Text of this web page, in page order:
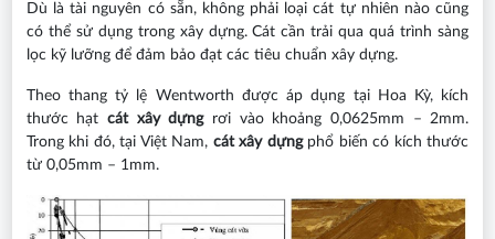
Dù là tài nguyên có sẵn, không phải loại cát tự nhiên nào cũng
có thể sử dụng trong xây dựng. Cát cần trải qua quá trình sàng
lọc kỹ lưỡng để đảm bảo đạt các tiêu chuẩn xây dựng.
Theo thang tỷ lệ Wentworth được áp dụng tại Hoa Kỳ, kích
thước hạtcát xây dựngrơi vào khoảng 0,0625mm – 2mm.
Trong khi đó, tại Việt Nam, cát xây dựngphổ biến có kích thước
từ 0,05mm – 1mm.